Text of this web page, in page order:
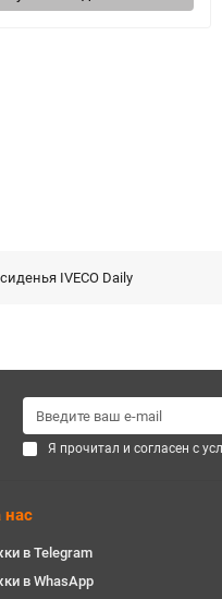
IVECO Daily
Я прочитал и согласен с
нас
в Telegram
в WhasApp